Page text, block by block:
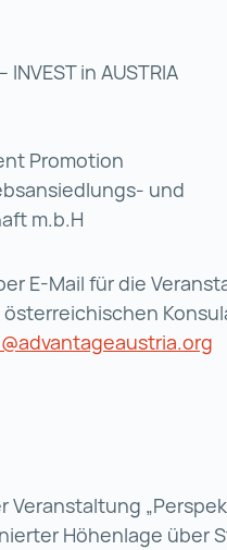
in AUSTRIA
Promotion
und
m.b.H
E-Mail für die
Veranstaltung
Höhenlage über